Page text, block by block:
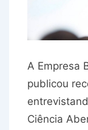
A Empresa
publicou
Ciência